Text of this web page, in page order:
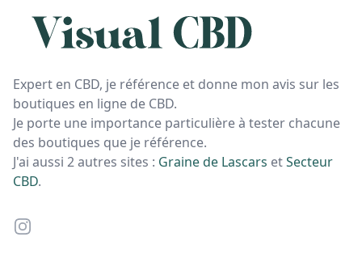
Expert en CBD, je référence et donne mon avis sur les
boutiques en ligne de CBD.
Je porte une importance particulière à tester chacune
des boutiques que je référence.
J'ai aussi 2 autres sites : Graine de Lascars etSecteur
CBD.
Instagram